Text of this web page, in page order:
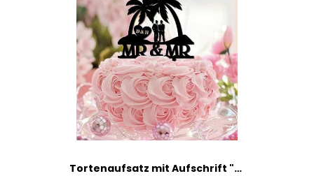
Tortenaufsatz mit Aufschrift "Mr & Mr", tropisches Paar, Hochzeitsgeschenk für schwule Paare, Männer, Geburtstag, Cupcake-Topper, männliches Paar, LGBTQ+, Acryl, schwarz, Party, Geburtstag,